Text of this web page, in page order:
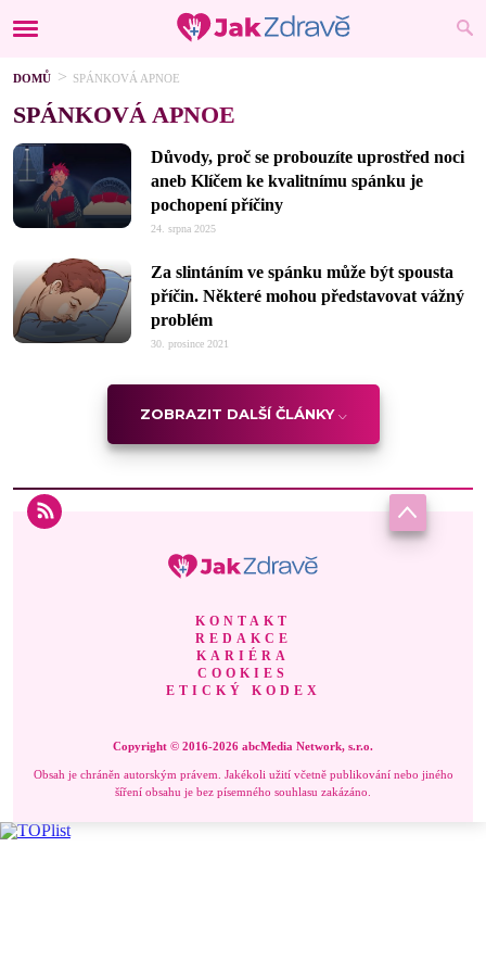
DOMŮ SPÁNKOVÁ APNOE
SPÁNKOVÁ APNOE
Důvody, proč se probouzíte uprostřed noci
aneb Klíčem ke kvalitnímu spánku je
pochopení příčiny
24. srpna 2025
Za slintáním ve spánku může být spousta
příčin. Některé mohou představovat vážný
problém
30. prosince 2021
ZOBRAZIT DALŠÍ ČLÁNKY
KONTAKT
REDAKCE
KARIÉRA
COOKIES
ETICKÝ KODEX
Copyright © 2016-2026 abcMedia Network, s.r.o.
Obsah je chráněn autorským právem. Jakékoli užití včetně publikování nebo jiného
šíření obsahu je bez písemného souhlasu zakázáno.